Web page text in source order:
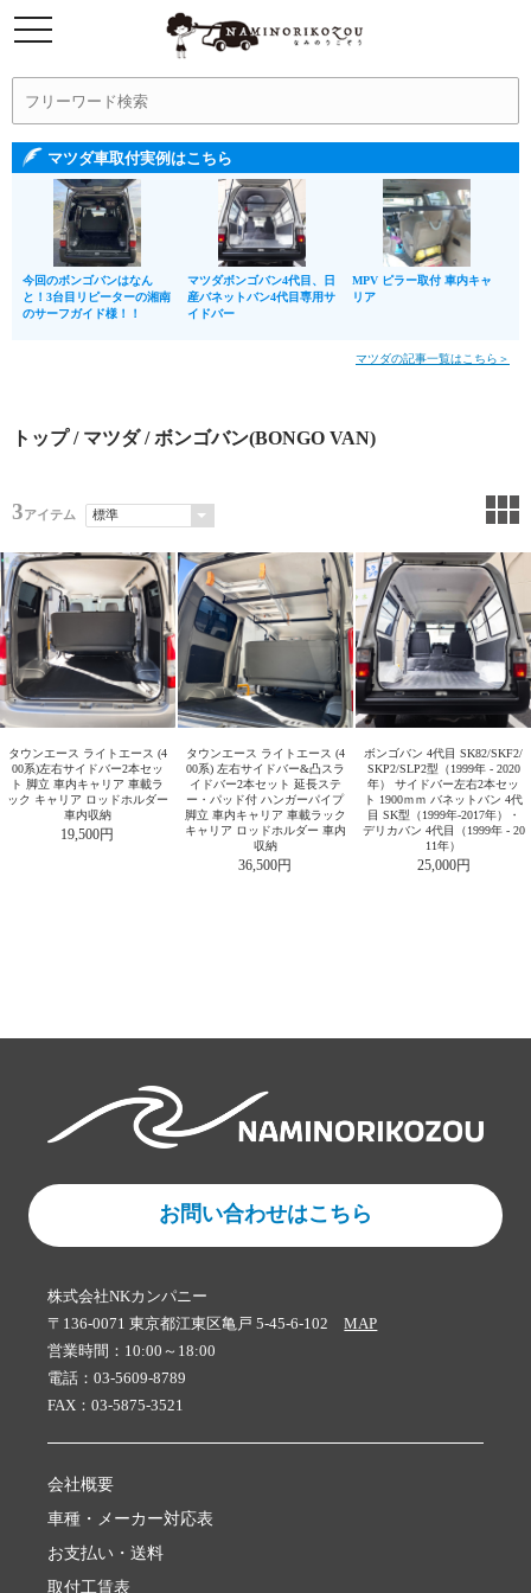
マツダ車取付実例はこちら
今回のボンゴバンはなん
と！3台目リピーターの湘南
のサーフガイド様！！
マツダボンゴバン4代目、日
産バネットバン4代目専用サ
イドバー
MPV ピラー取付 車内キャ
リア
マツダの記事一覧はこちら＞
トップ/ マツダ/ ボンゴバン(BONGO VAN)
3アイテム
タウンエース ライトエース (4
00系)左右サイドバー2本セッ
ト 脚立 車内キャリア 車載ラ
ック キャリア ロッドホルダー
車内収納
19,500円
タウンエース ライトエース (4
00系) 左右サイドバー&凸スラ
イドバー2本セット 延長ステ
ー・パッド付 ハンガーパイプ
脚立 車内キャリア 車載ラック
キャリア ロッドホルダー 車内
収納
36,500円
ボンゴバン 4代目 SK82/SKF2/
SKP2/SLP2型（1999年 - 2020
年） サイドバー左右2本セッ
ト 1900ｍｍ バネットバン 4代
目 SK型（1999年-2017年）・
デリカバン 4代目（1999年 - 20
11年）
25,000円
お問い合わせはこちら
株式会社NKカンパニー
〒136-0071 東京都江東区亀戸 5-45-6-102MAP
営業時間：10:00～18:00
電話：03-5609-8789
FAX：03-5875-3521
会社概要
車種・メーカー対応表
お支払い・送料
取付工賃表